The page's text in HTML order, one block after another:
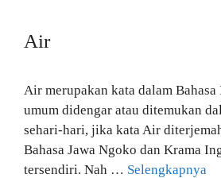
Air
Air merupakan kata dalam
umum didengar atau ditemukan
sehari-hari, jika kata Air
Bahasa Jawa Ngoko dan Krama
tersendiri. Nah … Selengkapnya